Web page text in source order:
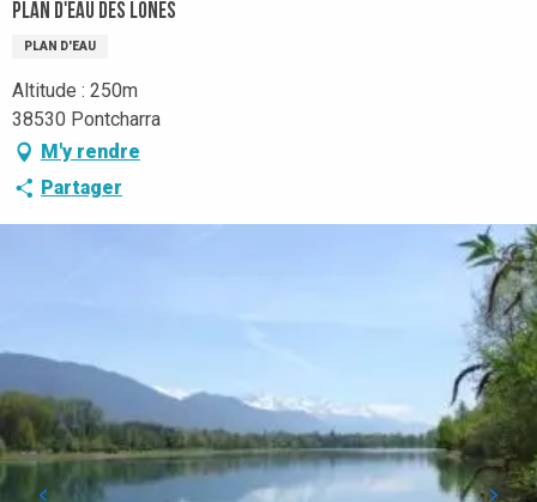
Plan d'Eau des Lônes
PLAN D'EAU
Altitude : 250m
38530 Pontcharra
M'y rendre
Partager